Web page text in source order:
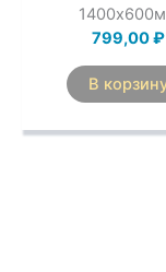
799,00₽
В